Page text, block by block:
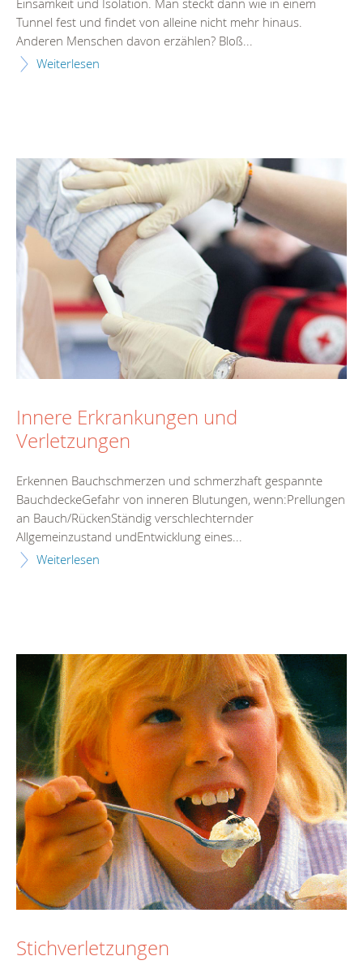
Einsamkeit und Isolation. Man steckt dann wie in einem
Tunnel fest und findet von alleine nicht mehr hinaus.
Anderen Menschen davon erzählen? Bloß...
Weiterlesen
Innere Erkrankungen und
Verletzungen
Erkennen Bauchschmerzen und schmerzhaft gespannte
BauchdeckeGefahr von inneren Blutungen, wenn:Prellungen
an Bauch/RückenStändig verschlechternder
Allgemeinzustand undEntwicklung eines...
Weiterlesen
Stichverletzungen